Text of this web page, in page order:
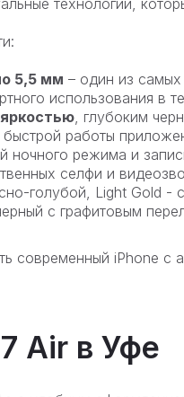
технологии,
5,5 мм – один из
использования в
, глубоким
быстрой работы
ночного режима и
селфи и
голубой, Light Gold -
с графитовым
современный iPhone
Air в Уфе